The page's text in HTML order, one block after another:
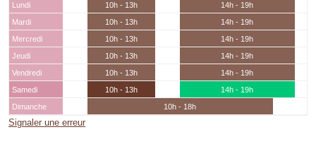
Lundi 10h - 13h
14h - 19h
Mardi
10h - 13h
14h - 19h
Mercredi
10h - 13h
14h - 19h
Jeudi
10h - 13h
14h - 19h
Vendredi
10h - 13h
14h - 19h
Samedi
10h - 13h
14h - 19h
Dimanche
10h - 18h
Signaler une erreur